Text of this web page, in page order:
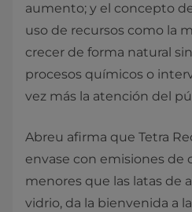
aumento; y el concepto
uso de recursos como la
crecer de forma natural
procesos químicos o
vez más la atención del
Abreu afirma que Tetra
envase con emisiones de
menores que las latas de
vidrio, da la bienvenida a